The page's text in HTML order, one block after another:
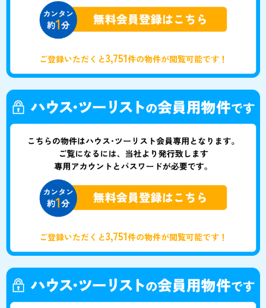
ご登録いただくと3,751件の物件が閲覧可能です！
ご登録いただくと3,751件の物件が閲覧可能です！